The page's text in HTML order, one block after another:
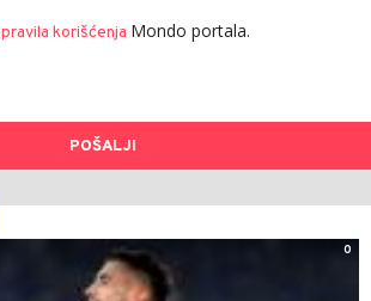
pravila korišćenja Mondo portala.
POŠALJI
0